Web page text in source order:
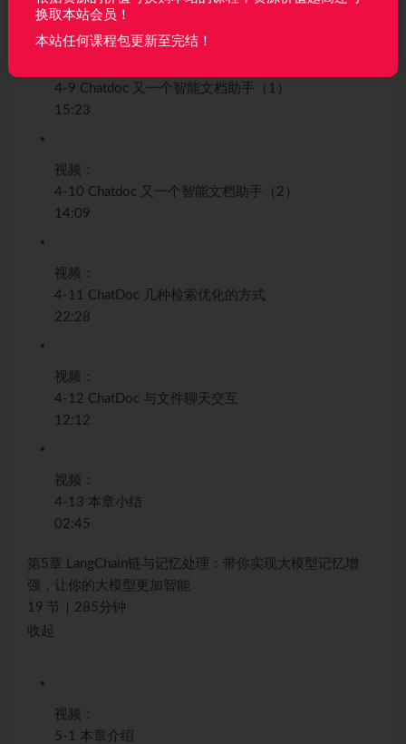
16:29
4-9 Chatdoc 又一个智能文档助手（1）
15:23
视频：
4-10 Chatdoc 又一个智能文档助手（2）
14:09
视频：
4-11 ChatDoc 几种检索优化的方式
22:28
视频：
4-12 ChatDoc 与文件聊天交互
12:12
视频：
4-13 本章小结
02:45
第5章 LangChain链与记忆处理：带你实现大模型记忆增
强，让你的大模型更加智能
19 节｜285分钟
收起
视频：
5-1 本章介绍
换取本站会员！
本站任何课程包更新至完结！